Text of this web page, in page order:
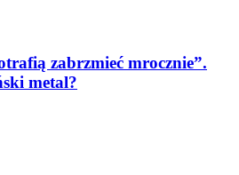
zabrzmieć mrocznie”.
metal?